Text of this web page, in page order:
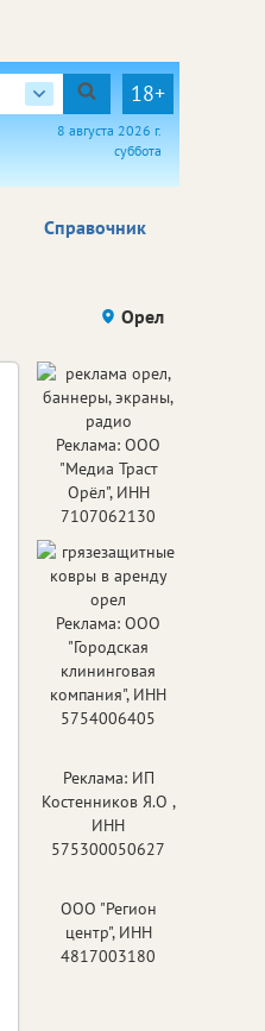
18+
8 августа 2026 г.
суббота
Справочник
Происшествия Здоровье
Орел
Реклама: ООО
"Медиа Траст
Орёл", ИНН
7107062130
Реклама: ООО
"Городская
клининговая
компания", ИНН
5754006405
Реклама: ИП
Костенников Я.О ,
ИНН
575300050627
ООО "Регион
центр", ИНН
4817003180